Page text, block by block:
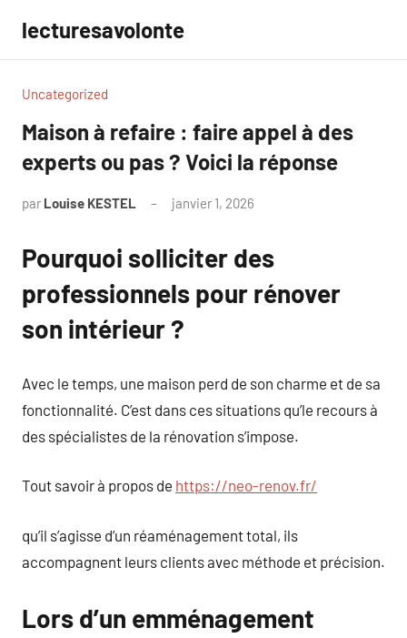
contenu
lecturesavolonte
Uncategorized
Maison à refaire : faire appel à des
experts ou pas ? Voici la réponse
par Louise KESTEL janvier 1, 2026
Pourquoi solliciter des
professionnels pour rénover
son intérieur ?
Avec le temps, une maison perd de son charme et de sa
fonctionnalité. C’est dans ces situations qu’le recours à
des spécialistes de la rénovation s’impose.
Tout savoir à propos de https://neo-renov.fr/
qu’il s’agisse d’un réaménagement total, ils
accompagnent leurs clients avec méthode et précision.
Lors d’un emménagement